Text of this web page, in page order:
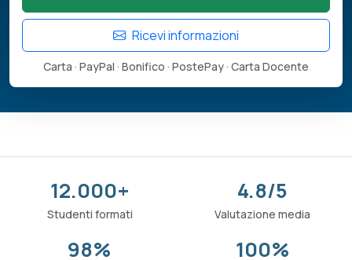
Ricevi informazioni
Carta · PayPal · Bonifico · PostePay · Carta Docente
12.000+
Studenti formati
4.8/5
Valutazione media
98% 100%